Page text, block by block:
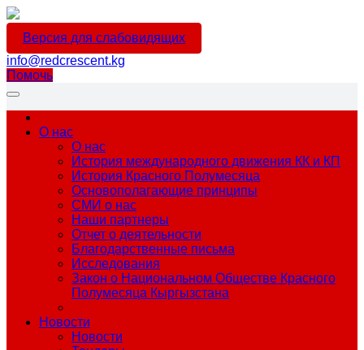
Версия для слабовидящих
info@redcrescent.kg
Помочь
О нас
О нас
История международного движения КК и КП
История Красного Полумесяца
Основополагающие принципы
СМИ о нас
Наши партнеры
Отчет о деятельности
Благодарственные письма
Исследования
Закон о Национальном Обществе Красного
Полумесяца Кыргызстана
Новости
Новости